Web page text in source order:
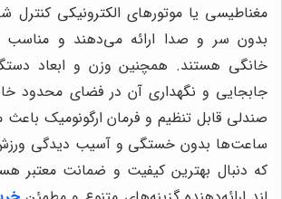
مغناطیسی یا موتورهای الکترونیکی کنترل
بدون سر و صدا ارائه می‌دهند و مناسب
خانگی هستند. همچنین وزن و ابعاد
جابجایی و نگهداری آن در فضای محدود
صندلی قابل تنظیم و فرمان ارگونومیک باعث
ساعت‌ها بدون خستگی و آسیب دیدگی
که دنبال بهترین کیفیت و ضمانت معتبر